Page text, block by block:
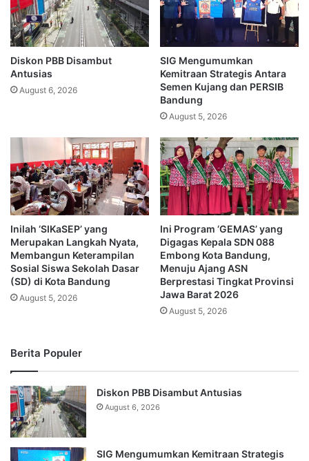
Diskon PBB Disambut
Antusias
August 6, 2026
SIG Mengumumkan
Kemitraan Strategis Antara
Semen Kujang dan PERSIB
Bandung
August 5, 2026
Inilah ‘SIKaSEP’ yang
Merupakan Langkah Nyata,
Membangun Keterampilan
Sosial Siswa Sekolah Dasar
(SD) di Kota Bandung
August 5, 2026
Ini Program ‘GEMAS’ yang
Digagas Kepala SDN 088
Embong Kota Bandung,
Menuju Ajang ASN
Berprestasi Tingkat Provinsi
Jawa Barat 2026
August 5, 2026
Berita Populer
Diskon PBB Disambut Antusias
August 6, 2026
SIG Mengumumkan Kemitraan Strategis